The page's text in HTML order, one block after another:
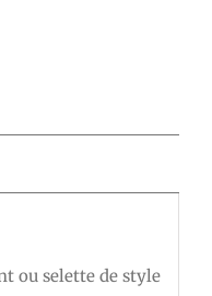
ou selette de style